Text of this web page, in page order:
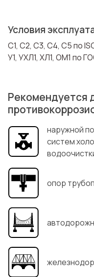
Условия
C1, C2, С3, С4, С5 по
У1, УХЛ1, ХЛ1, ОМ1 по
Рекомендуется
наружной
систем
опор